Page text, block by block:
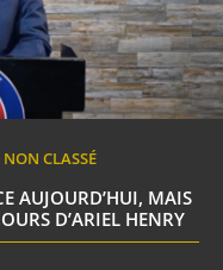
NON CLASSÉ
AUJOURD’HUI, MAIS
D’ARIEL HENRY